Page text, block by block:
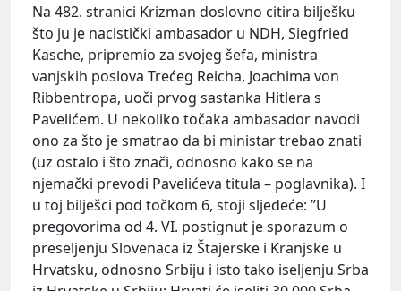
Na 482. stranici Krizman doslovno citira bilješku
što ju je nacistički ambasador u NDH, Siegfried
Kasche, pripremio za svojeg šefa, ministra
vanjskih poslova Trećeg Reicha, Joachima von
Ribbentropa, uoči prvog sastanka Hitlera s
Pavelićem. U nekoliko točaka ambasador navodi
ono za što je smatrao da bi ministar trebao znati
(uz ostalo i što znači, odnosno kako se na
njemački prevodi Pavelićeva titula – poglavnika). I
u toj bilješci pod točkom 6, stoji sljedeće: ”U
pregovorima od 4. VI. postignut je sporazum o
preseljenju Slovenaca iz Štajerske i Kranjske u
Hrvatsku, odnosno Srbiju i isto tako iseljenju Srba